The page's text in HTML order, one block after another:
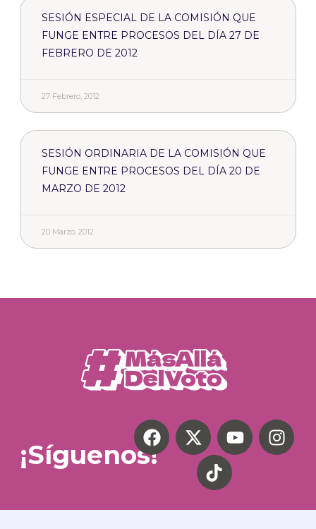
SESIÓN ESPECIAL DE LA COMISIÓN QUE
FUNGE ENTRE PROCESOS DEL DÍA 27 DE
FEBRERO DE 2012
27 Febrero, 2012
SESIÓN ORDINARIA DE LA COMISIÓN QUE
FUNGE ENTRE PROCESOS DEL DÍA 20 DE
MARZO DE 2012
20 Marzo, 2012
¡Síguenos!